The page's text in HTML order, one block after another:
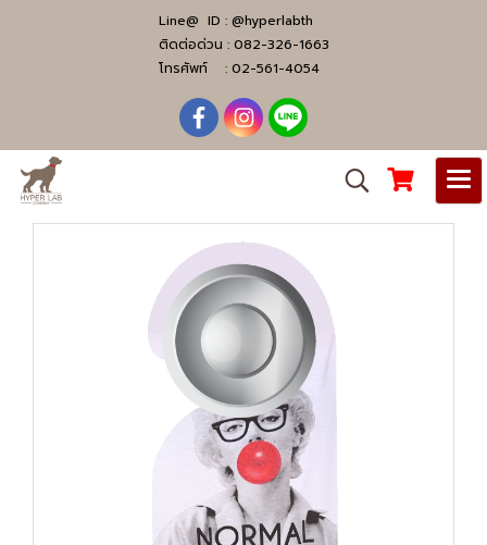
Line@ ID : @hyperlabth
ติดต่อด่วน : 082-326-1663
โทรศัพท์ : 02-561-4054